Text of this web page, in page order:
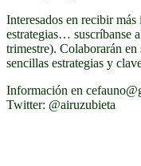
Interesados en recibir
estrategias… suscríbanse
trimestre). Colaborarán
sencillas estrategias y
Información en
Twitter: @airuzubieta